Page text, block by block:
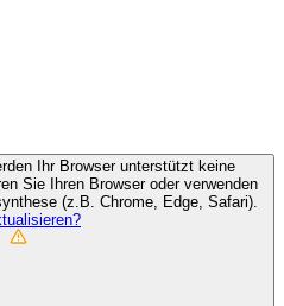
Ihr Browser unterstützt keine
Sie Ihren Browser oder verwenden
(z.B. Chrome, Edge, Safari).